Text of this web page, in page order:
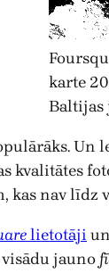
karte
Baltijas
kvalitātes
nav līdz
lietotāji
jauno